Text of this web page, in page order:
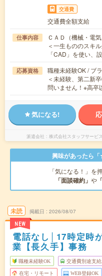
交通費
交通費全額支給
仕事内容
ＣＡＤ（機械・電気
＜一生もののスキ
「CAD」を使い、
応募資格
職種未経験OK / ブ
＜未経験、第二新
問いません！※高
気になる!
派遣会社 株式会社スタッフサービ
興味があったら
「気になる！」を
「面談確約」 や
未読
NEW
掲載日 2026/08/07
電話なし│17時定時
業【長久手】事務
職種未経験OK 交通費別途支給
在宅・リモート WEB登録OK